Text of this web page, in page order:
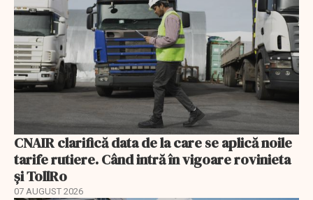
CNAIR clarifică data de la care se aplică noile
tarife rutiere. Când intră în vigoare rovinieta
și TollRo
07 AUGUST 2026